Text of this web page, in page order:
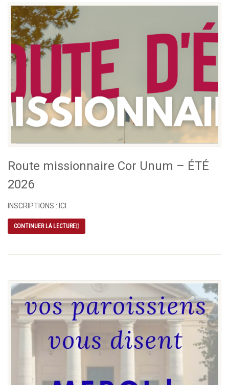
Route missionnaire Cor Unum – ÉTÉ
2026
INSCRIPTIONS : ICI
CONTINUER LA LECTURE